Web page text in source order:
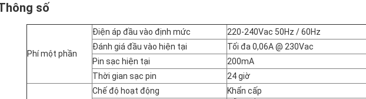
số
Phí một phần
Điện áp đầu vào định mức
220-240Vac 50Hz / 60Hz
Đánh giá đầu vào hiện tại
Tối đa 0,06A @ 230Vac
Pin sạc hiện tại
200mA
Thời gian sạc pin
24 giờ
Chế độ hoạt động
Khẩn cấp